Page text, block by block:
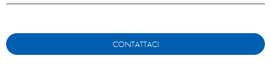
CONTATTACI